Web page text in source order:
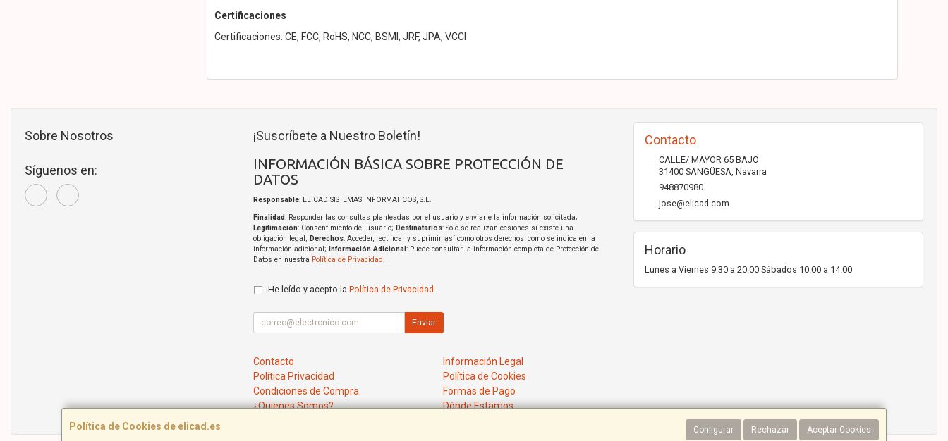
Certificaciones
Certificaciones: CE, FCC, RoHS, NCC, BSMI, JRF, JPA, VCCI
Política de Cookies de elicad.es Configurar Rechazar Aceptar Cookies
Sobre Nosotros
Síguenos en:
¡Suscríbete a Nuestro Boletín!
INFORMACIÓN BÁSICA SOBRE PROTECCIÓN DE
DATOS
Responsable: ELICAD SISTEMAS INFORMATICOS, S.L.
Finalidad: Responder las consultas planteadas por el usuario y enviarle la información solicitada;
Legitimación: Consentimiento del usuario; Destinatarios: Solo se realizan cesiones si existe una
obligación legal; Derechos: Acceder, rectificar y suprimir, así como otros derechos, como se indica en la
información adicional;
Información Adicional : Puede consultar la información completa de Protección de
Datos en nuestra Política de Privacidad.
He leído y acepto la Política de Privacidad .
Enviar
Contacto
Información Legal
Política Privacidad
Política de Cookies
Condiciones de Compra
Formas de Pago
¿Quienes Somos?
Dónde Estamos
Contacto
CALLE/ MAYOR 65 BAJO
31400 SANGÜESA, Navarra
948870980
jose@elicad.com
Horario
Lunes a Viernes 9:30 a 20:00 Sábados 10.00 a 14.00